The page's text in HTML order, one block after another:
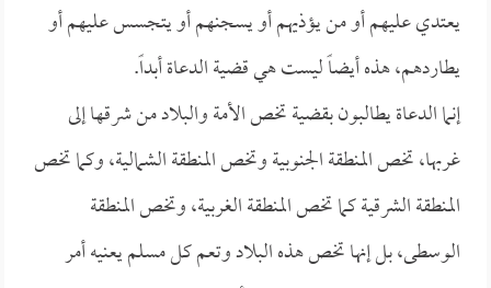
يعتدي عليهم أو من يؤذيهم أو يسجنهم أو يتجسس عليهم أو
يطاردهم، هذه أيضاً ليست هي قضية الدعاة أبداً.
إنما الدعاة يطالبون بقضية تخص الأمة والبلاد من شرقها إلى
غربها، تخص المنطقة الجنوبية وتخص المنطقة الشمالية، وكما تخص
المنطقة الشرقية كما تخص المنطقة الغربية، وتخص المنطقة
الوسطى، بل إنها تخص هذه البلاد وتعم كل مسلم يعنيه أمر